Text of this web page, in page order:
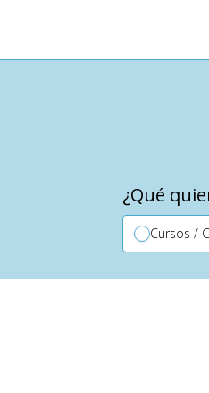
¿Qué
Cursos /